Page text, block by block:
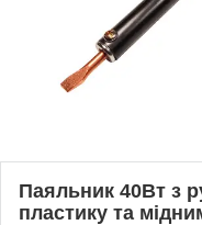
Паяльник 40Вт з
пластику та